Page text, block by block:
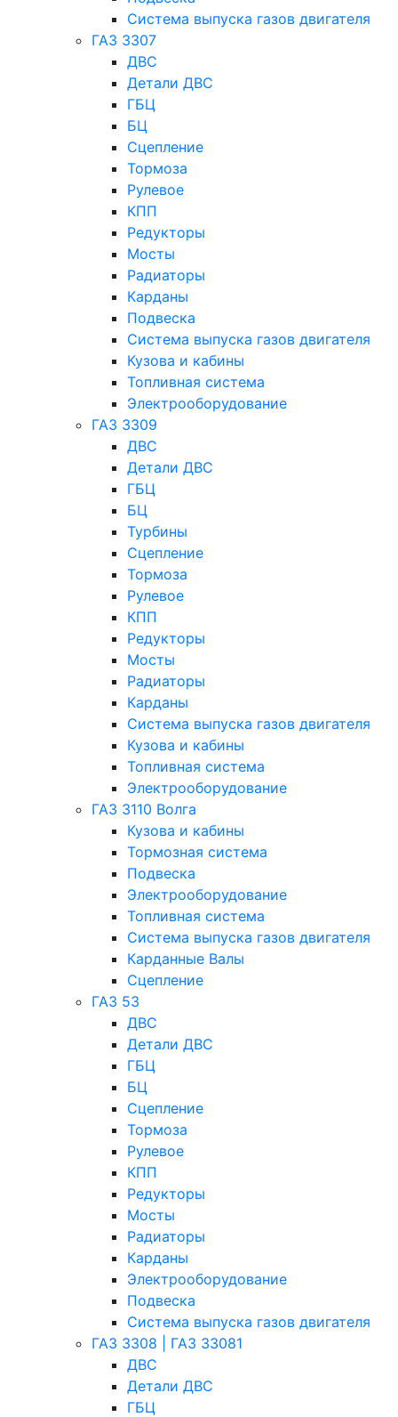
Система выпуска газов двигателя
ГАЗ 3307
ДВС
Детали ДВС
ГБЦ
БЦ
Сцепление
Тормоза
Рулевое
КПП
Редукторы
Мосты
Радиаторы
Карданы
Подвеска
Система выпуска газов двигателя
Кузова и кабины
Топливная система
Электрооборудование
ГАЗ 3309
ДВС
Детали ДВС
ГБЦ
БЦ
Турбины
Сцепление
Тормоза
Рулевое
КПП
Редукторы
Мосты
Радиаторы
Карданы
Система выпуска газов двигателя
Кузова и кабины
Топливная система
Электрооборудование
ГАЗ 3110 Волга
Кузова и кабины
Тормозная система
Подвеска
Электрооборудование
Топливная система
Система выпуска газов двигателя
Карданные Валы
Сцепление
ГАЗ 53
ДВС
Детали ДВС
ГБЦ
БЦ
Сцепление
Тормоза
Рулевое
КПП
Редукторы
Мосты
Радиаторы
Карданы
Электрооборудование
Подвеска
Система выпуска газов двигателя
ГАЗ 3308 | ГАЗ 33081
ДВС
Детали ДВС
ГБЦ